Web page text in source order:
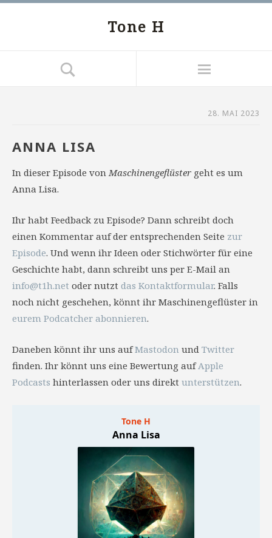
Tone H
28. MAI 2023
ANNA LISA
In dieser Episode vonMaschinengeflüster geht es um
Anna Lisa.
Ihr habt Feedback zu Episode? Dann schreibt doch
einen Kommentar auf der entsprechenden Seite zur
Episode. Und wenn ihr Ideen oder Stichwörter für eine
Geschichte habt, dann schreibt uns per E-Mail an
info@t1h.net oder nutzt das Kontaktformular. Falls
noch nicht geschehen, könnt ihr Maschinengeflüster in
eurem Podcatcher abonnieren.
Daneben könnt ihr uns aufMastodon und Twitter
finden. Ihr könnt uns eine Bewertung aufApple
Podcasts hinterlassen oder uns direkt unterstützen.